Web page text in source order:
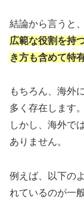
結論から言うと、
広範な役割を持
き方も含めて特
もちろん、海外
多く存在します。
しかし、海外で
ありません。
例えば、以下の
れているのが一